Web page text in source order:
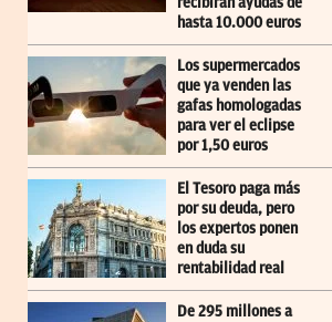
hasta 10.000 euros
Los supermercados
que ya venden las
gafas homologadas
para ver el eclipse
por 1,50 euros
El Tesoro paga más
por su deuda, pero
los expertos ponen
en duda su
rentabilidad real
De 295 millones a